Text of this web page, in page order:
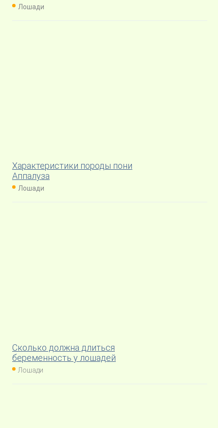
Лошади
Характеристики породы пони
Аппалуза
Лошади
Сколько должна длиться
беременность у лошадей
Лошади